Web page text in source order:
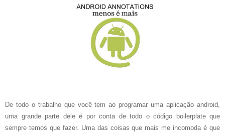
De todo o trabalho que você tem ao programar uma aplicação android,
uma grande parte dele é por conta de todo o código boilerplate que
sempre temos que fazer. Uma das coisas que mais me incomoda é que